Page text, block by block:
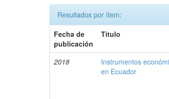
Resultados por ítem:
Fecha de
publicación
Título
2018
Instrumentos
en Ecuador